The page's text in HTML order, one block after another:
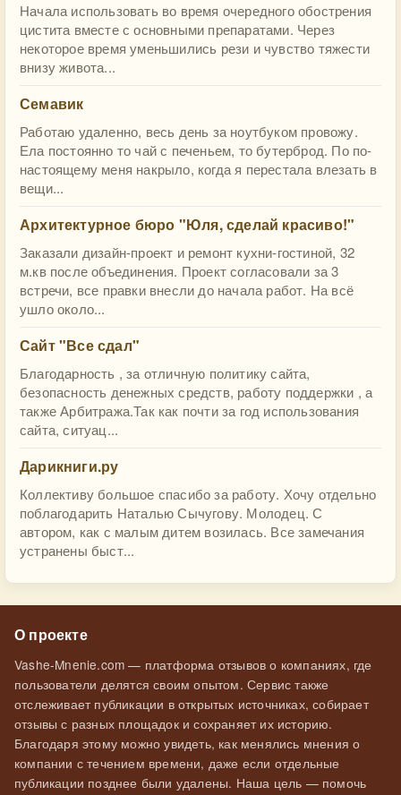
Начала использовать во время очередного обострения
цистита вместе с основными препаратами. Через
некоторое время уменьшились рези и чувство тяжести
внизу живота...
Семавик
Работаю удаленно, весь день за ноутбуком провожу.
Ела постоянно то чай с печеньем, то бутерброд. По по-
настоящему меня накрыло, когда я перестала влезать в
вещи...
​Архитектурное бюро "Юля, сделай красиво!"
Заказали дизайн-проект и ремонт кухни-гостиной, 32
м.кв после объединения. Проект согласовали за 3
встречи, все правки внесли до начала работ. На всё
ушло около...
Сайт "Все сдал"
Благодарность , за отличную политику сайта,
безопасность денежных средств, работу поддержки , а
также Арбитража.Так как почти за год использования
сайта, ситуац...
Дарикниги.ру
Коллективу большое спасибо за работу. Хочу отдельно
поблагодарить Наталью Сычугову. Молодец. С
автором, как с малым дитем возилась. Все замечания
устранены быст...
О проекте
Vashe-Mnenie.com — платформа отзывов о компаниях, где
пользователи делятся своим опытом. Сервис также
отслеживает публикации в открытых источниках, собирает
отзывы с разных площадок и сохраняет их историю.
Благодаря этому можно увидеть, как менялись мнения о
компании с течением времени, даже если отдельные
публикации позднее были удалены. Наша цель — помочь